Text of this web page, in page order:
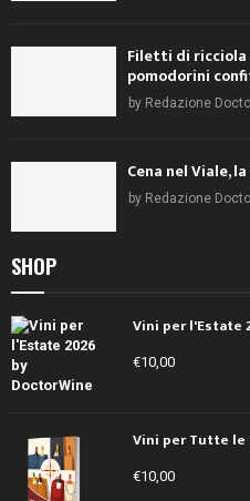
Filetti di ricciola
pomodorini
by Redazione
Cena nel Viale,
by Redazione
SHOP
Vini per l'Estate
€10,00
Vini per Tutte le
€10,00